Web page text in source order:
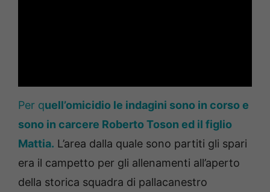
Per quell’omicidio le indagini sono in corso e
sono in carcere Roberto Toson ed il figlio
Mattia. L’area dalla quale sono partiti gli spari
era il campetto per gli allenamenti all’aperto
della storica squadra di pallacanestro